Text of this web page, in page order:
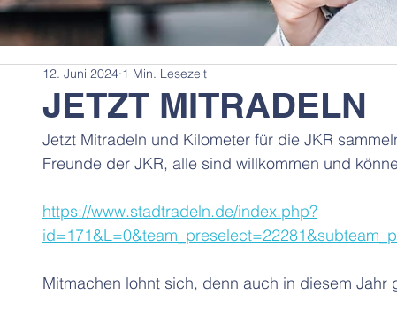
JETZT MITRADELN
12. Juni 2024 1 Min. Lesezeit
Jetzt Mitradeln und Kilometer für die JKR
Freunde der JKR, alle sind willkommen und
https://www.stadtradeln.de/index.php?
Mitmachen lohnt sich, denn auch in diesem Jahr